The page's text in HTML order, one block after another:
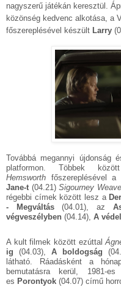
nagyszerű játékán keresztül.
közönség kedvenc alkotása, a
főszereplésével készült Larry
Továbbá megannyi újdonság
platformon. Többek
Hemsworth főszereplésével a
Jane-t (04.21)Sigourney
régebbi címek között lesz a
- Megváltás(04.01), az
végveszélyben (04.14), A
A kult filmek között ezúttal
ig (04.03),A boldogság
látható. Ráadásként a
bemutatásra kerül, 1981-
es Porontyok (04.07) című